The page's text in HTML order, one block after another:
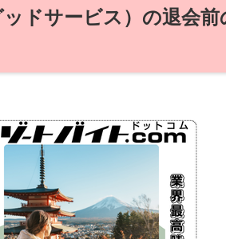
ドサービス）の退会前